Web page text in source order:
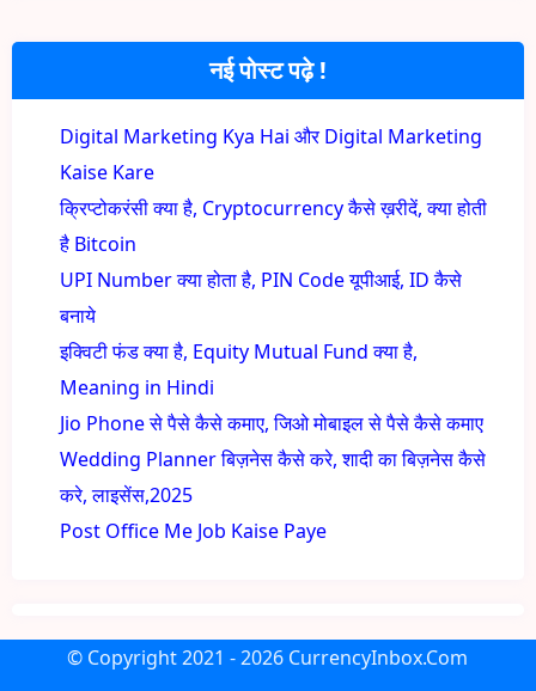
नई पोस्ट पढ़े !
Digital Marketing Kya Hai और Digital Marketing
Kaise Kare
क्रिप्टोकरंसी क्या है, Cryptocurrency कैसे ख़रीदें, क्या होती
है Bitcoin
UPI Number क्या होता है, PIN Code यूपीआई, ID कैसे
बनाये
इक्विटी फंड क्या है, Equity Mutual Fund क्या है,
Meaning in Hindi
Jio Phone से पैसे कैसे कमाए, जिओ मोबाइल से पैसे कैसे कमाए
Wedding Planner बिज़नेस कैसे करे, शादी का बिज़नेस कैसे
करे, लाइसेंस,2025
Post Office Me Job Kaise Paye
© Copyright2021 - 2026 CurrencyInbox.Com